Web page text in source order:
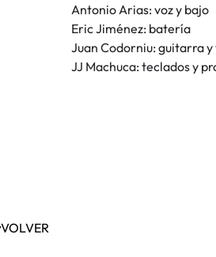
Antonio Arias: voz y bajo
Eric Jiménez: batería
Juan Codorniu: guitarra y
JJ Machuca: teclados y
VOLVER